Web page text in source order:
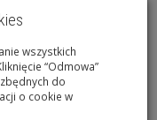
wszystkich
“Odmowa”
do
o cookie w